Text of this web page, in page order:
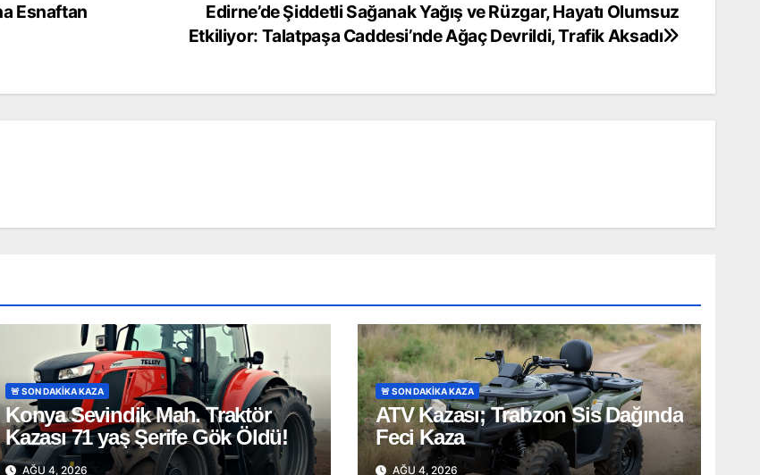
Edirne’de Şiddetli Sağanak Yağış ve Rüzgar, Hayatı Olumsuz
Etkiliyor: Talatpaşa Caddesi’nde Ağaç Devrildi, Trafik Aksadı
Esnaftan
🚨 SON DAKİKA KAZA
Konya Sevindik Mah. Traktör
Kazası 71 yaş Şerife Gök Öldü!
AĞU 4, 2026
🚨 SON DAKİKA KAZA
ATV Kazası; Trabzon Sis Dağında
Feci Kaza
AĞU 4, 2026